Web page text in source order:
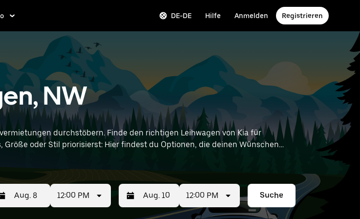
DE-DE Hilfe Anmelden Registrieren
NW
durchstöbern. Finde den richtigen Leihwagen von Kia für
Größe oder Stil priorisierst: Hier findest du Optionen, die deinen Wünschen
Düsseldorf Airport) ein, um Kia-Vermietungen in deiner Nähe zu finden.
12:00 PM 12:00 PM Suche